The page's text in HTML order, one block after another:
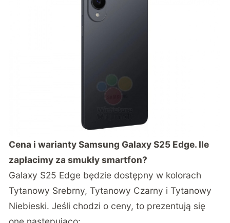
Cena i warianty Samsung Galaxy S25 Edge. Ile
zapłacimy za smukły smartfon?
Galaxy S25 Edge będzie dostępny w kolorach
Tytanowy Srebrny, Tytanowy Czarny i Tytanowy
Niebieski. Jeśli chodzi o ceny, to prezentują się